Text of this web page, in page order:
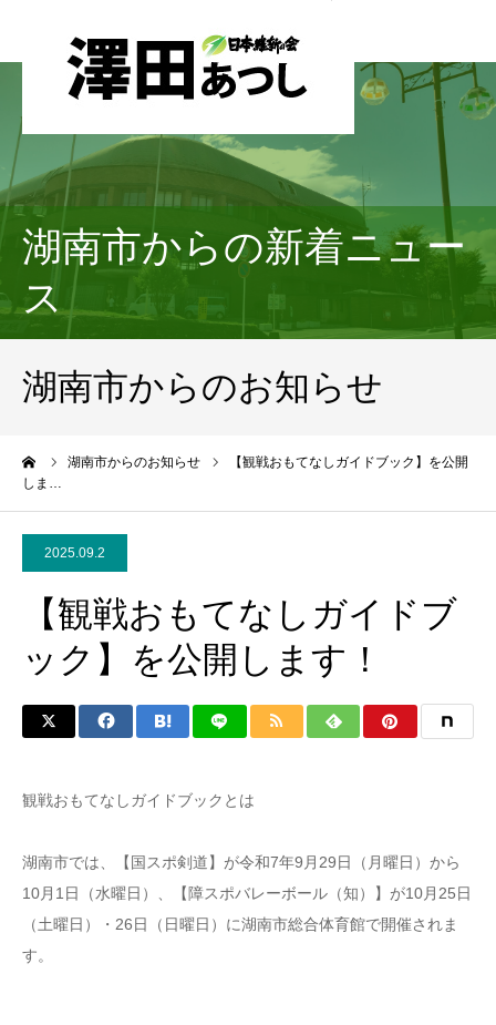
湖南市からの新着ニュー
ス
湖南市からのお知らせ
湖南市からのお知らせ
【観戦おもてなしガイドブック】を公開
しま…
2025.09.2
【観戦おもてなしガイドブ
ック】を公開します！
観戦おもてなしガイドブックとは
湖南市では、【国スポ剣道】が令和7年9月29日（月曜日）から
10月1日（水曜日）、【障スポバレーボール（知）】が10月25日
（土曜日）・26日（日曜日）に湖南市総合体育館で開催されま
す。